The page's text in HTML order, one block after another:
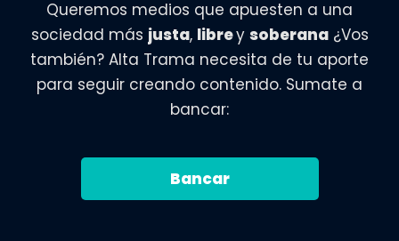
Queremos medios que apuesten a una
sociedad más justa, librey soberana¿Vos
también? Alta Trama necesita de tu aporte
para seguir creando contenido. Sumate a
bancar:
Bancar